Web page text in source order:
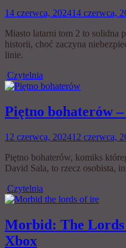
14 czerwca, 202414 czerwca,
Miasto latarni tom 2 to solidna
historii, choć zaczyna
linie.
Czytelnia
Piętno bohaterów
12 czerwca, 202412 czerwca,
Piętno bohaterów, komiks
David Sala, to rzecz osobista,
Czytelnia
Morbid: The Lords
Xbox